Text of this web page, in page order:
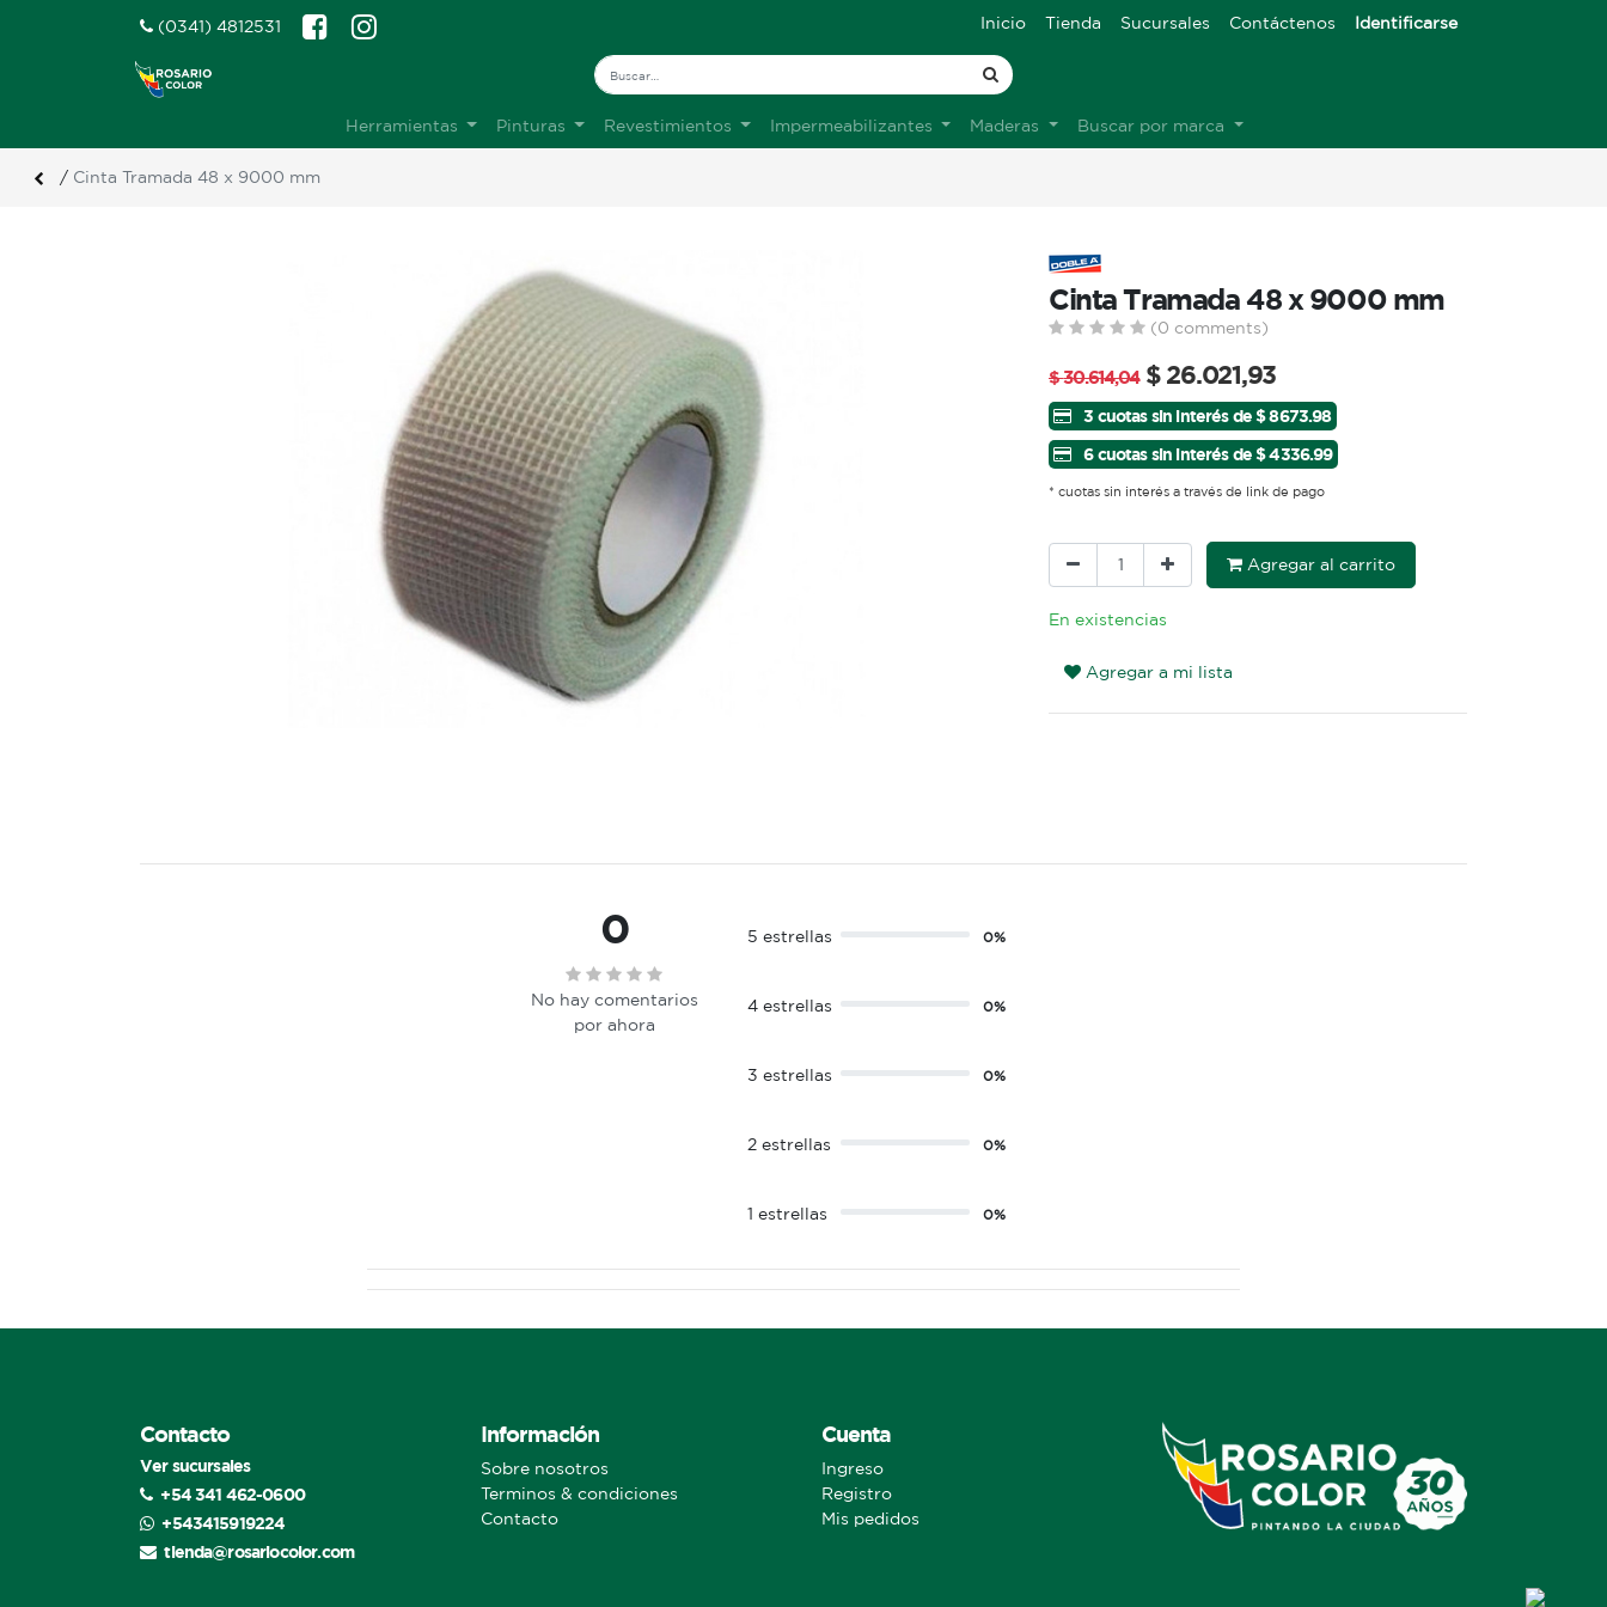
(0341) 4812531 Inicio Tienda Sucursales Contáctenos Identificarse
Herramientas Pinturas Revestimientos Impermeabilizantes Maderas Buscar por marca
/ Cinta Tramada 48 x 9000 mm
Cinta Tramada 48 x 9000 mm
(0 comments)
$30.614,04 $ 26.021,93
3 cuotas sin interés de $ 8673.98
6 cuotas sin interés de $ 4336.99
* cuotas sin interés a través de link de pago
Agregar al carrito
En existencias
Agregar a mi lista
0
No hay comentarios
por ahora
5 estrellas 0%
4 estrellas 0%
3 estrellas 0%
2 estrellas 0%
1 estrellas 0%
Contacto
Ver sucursales
+54 341 462-0600
+543415919224
tienda@rosariocolor.com
Información
Sobre nosotros
Terminos & condiciones
Contacto
Cuenta
Ingreso
Registro
Mis pedidos